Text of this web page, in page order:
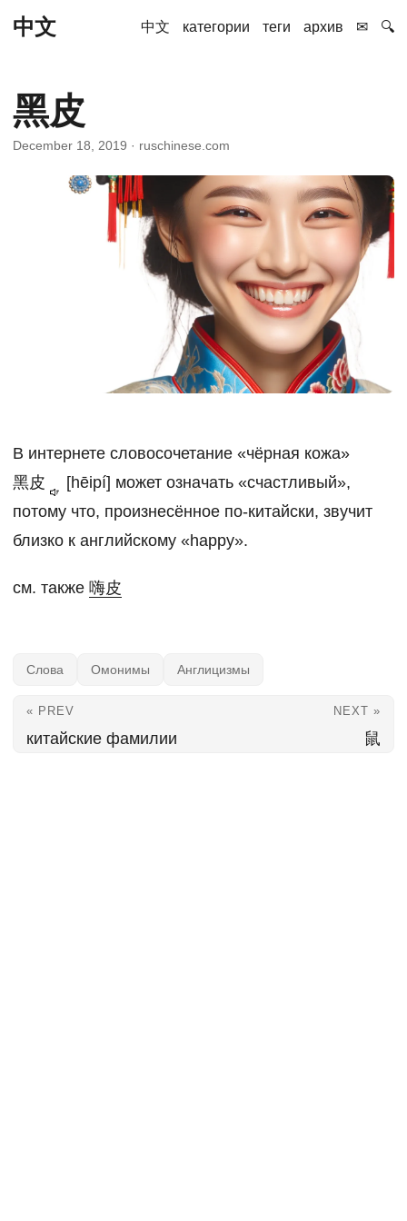
中文 中文 категории теги архив ✉ 🔍
黑皮
December 18, 2019 · ruschinese.com
В интернете словосочетание «чёрная кожа»
黑皮
[hēipí] может означать «счастливый»,
потому что, произнесённое по-китайски, звучит
близко к английскому «happy».
см. также 嗨皮
Слова Омонимы Англицизмы
« PREV
китайские фамилии
NEXT »
鼠